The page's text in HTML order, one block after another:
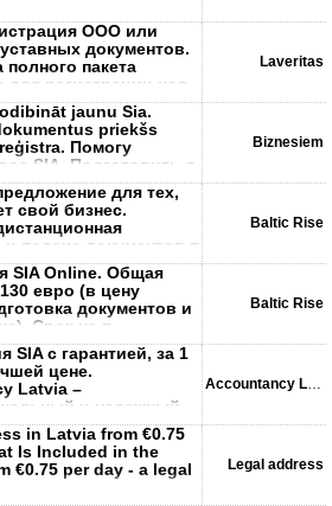
ООО или
документов.
полного пакета
для регистрации нов
Laveritas
jaunu Sia.
priekšs
Помогу
SIA. Подготовить д
Biznesiem
для тех,
свой бизнес.
и подача документов в
Baltic Rise
SIA Online. Общая
евро (в цену
документов и
Срок на п
Baltic Rise
SIA с гарантией, за 1
цене.
Latvia –
и надежный
Accountancy Latvia
in Latvia from €0.75
Is Included in the
€0.75 per day - a legal
Legal address